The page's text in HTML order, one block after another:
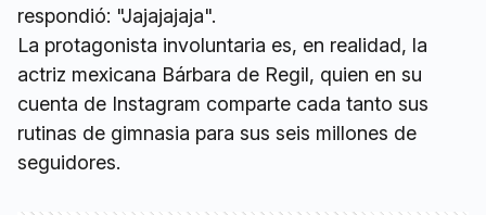
respondió: "Jajajajaja".
La protagonista involuntaria es, en realidad, la
actriz mexicana Bárbara de Regil, quien en su
cuenta de Instagram comparte cada tanto sus
rutinas de gimnasia para sus seis millones de
seguidores.